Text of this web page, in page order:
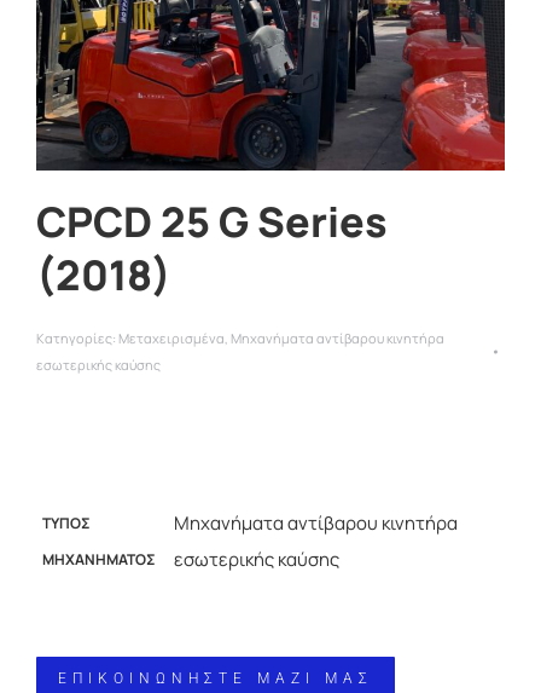
CPCD 25 G Series
(2018)
Κατηγορίες: Μεταχειρισμένα, Μηχανήματα αντίβαρου κινητήρα
εσωτερικής καύσης
ΤΥΠΟΣ
ΜΗΧΑΝΗΜΑΤΟΣ
Μηχανήματα αντίβαρου κινητήρα
εσωτερικής καύσης
ΕΠΙΚΟΙΝΩΝΗΣΤΕ ΜΑΖΙ ΜΑΣ